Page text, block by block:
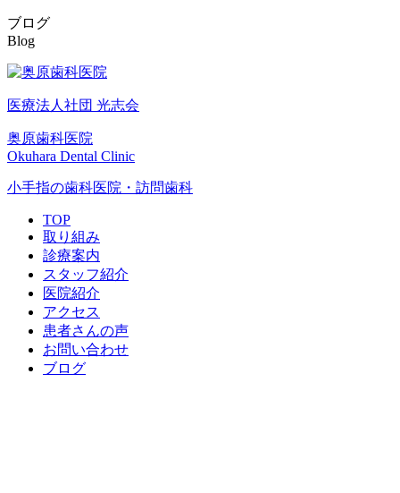
ブログ
Blog
医療法人社団 光志会
奥原歯科医院
Okuhara Dental Clinic
小手指の歯科医院・訪問歯科
TOP
取り組み
診療案内
スタッフ紹介
医院紹介
アクセス
患者さんの声
お問い合わせ
ブログ